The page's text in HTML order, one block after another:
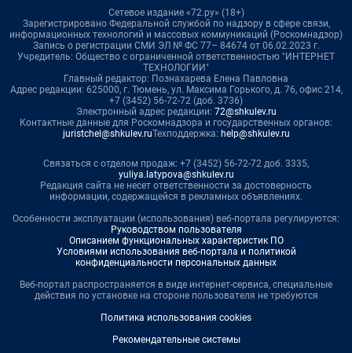
Сетевое издание «72.ру» (18+)
Зарегистрировано Федеральной службой по надзору в сфере связи,
информационных технологий и массовых коммуникаций (Роскомнадзор)
Запись о регистрации СМИ ЭЛ № ФС 77– 84674 от 06.02.2023 г.
Учредитель: Общество с ограниченной ответственностью "ИНТЕРНЕТ
ТЕХНОЛОГИИ"
Главный редактор: Познахарева Елена Павловна
Адрес редакции: 625000, г. Тюмень, ул. Максима Горького, д. 76, офис 214,
+7 (3452) 56-72-72 (доб. 3736)
Электронный адрес редакции: 72@shkulev.ru
Контактные данные для Роскомнадзора и государственных органов:
juristchel@shkulev.ruТехподдержка: help@shkulev.ru
Связаться с отделом продаж: +7 (3452) 56-72-72 доб. 3335,
yuliya.latypova@shkulev.ru
Редакция сайта не несет ответственности за достоверность
информации, содержащейся в рекламных объявлениях.
Особенности эксплуатации (использования) веб-портала регулируются:
Руководством пользователя
Описанием функциональных характеристик ПО
Условиями использования веб-портала и политикой
конфиденциальности персональных данных
Веб-портал распространяется в виде интернет-сервиса, специальные
действия по установке на стороне пользователя не требуются
Политика использования cookies
Рекомендательные системы